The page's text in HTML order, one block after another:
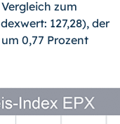
zum
127,28), der
0,77 Prozent